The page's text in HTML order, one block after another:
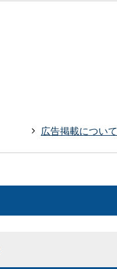
広告掲載について